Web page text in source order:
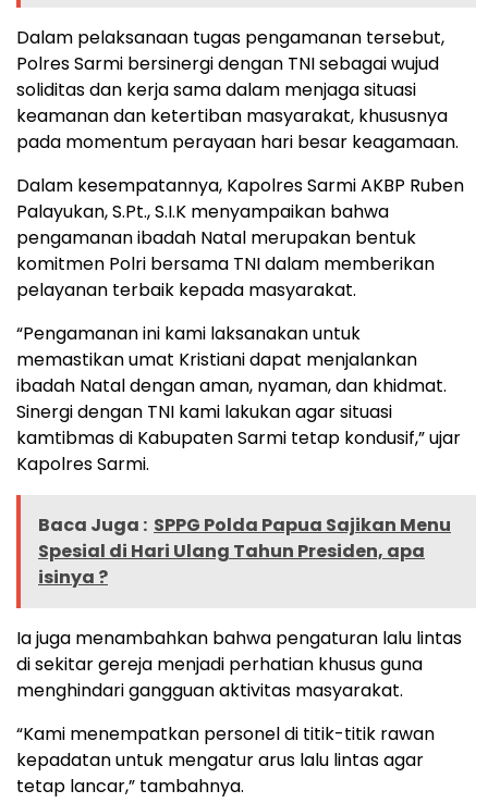
Dalam pelaksanaan tugas pengamanan tersebut,
Polres Sarmi bersinergi dengan TNI sebagai wujud
soliditas dan kerja sama dalam menjaga situasi
keamanan dan ketertiban masyarakat, khususnya
pada momentum perayaan hari besar keagamaan.
Dalam kesempatannya, Kapolres Sarmi AKBP Ruben
Palayukan, S.Pt., S.I.K menyampaikan bahwa
pengamanan ibadah Natal merupakan bentuk
komitmen Polri bersama TNI dalam memberikan
pelayanan terbaik kepada masyarakat.
“Pengamanan ini kami laksanakan untuk
memastikan umat Kristiani dapat menjalankan
ibadah Natal dengan aman, nyaman, dan khidmat.
Sinergi dengan TNI kami lakukan agar situasi
kamtibmas di Kabupaten Sarmi tetap kondusif,” ujar
Kapolres Sarmi.
Baca Juga : SPPG Polda Papua Sajikan Menu
Spesial di Hari Ulang Tahun Presiden, apa
isinya ?
Ia juga menambahkan bahwa pengaturan lalu lintas
di sekitar gereja menjadi perhatian khusus guna
menghindari gangguan aktivitas masyarakat.
“Kami menempatkan personel di titik-titik rawan
kepadatan untuk mengatur arus lalu lintas agar
tetap lancar,” tambahnya.